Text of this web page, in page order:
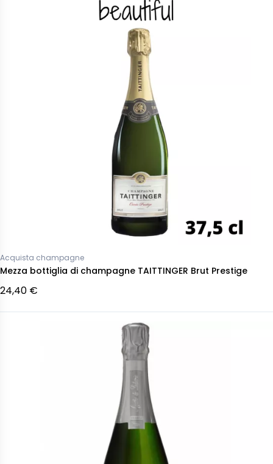
Acquista champagne
Mezza bottiglia di champagne TAITTINGER Brut Prestige
24,40 €